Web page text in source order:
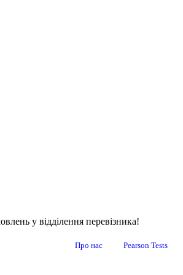
у відділення перевізника!
Про нас Pearson Tests